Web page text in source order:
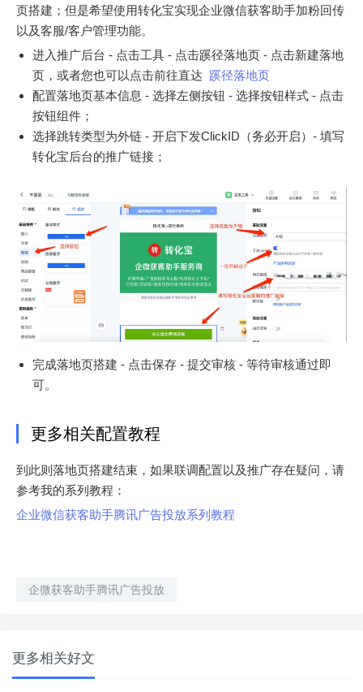
页搭建；但是希望使用转化宝实现企业微信获客助手加粉回传
以及客服/客户管理功能。
进入推广后台 - 点击工具 - 点击蹊径落地页 - 点击新建落地
页，或者您也可以点击前往直达 蹊径落地页
配置落地页基本信息 - 选择左侧按钮 - 选择按钮样式 - 点击
按钮组件；
选择跳转类型为外链 - 开启下发ClickID（务必开启）- 填写
转化宝后台的推广链接；
完成落地页搭建 - 点击保存 - 提交审核 - 等待审核通过即
可。
更多相关配置教程
到此则落地页搭建结束，如果联调配置以及推广存在疑问，请
参考我的系列教程：
企业微信获客助手腾讯广告投放系列教程
企微获客助手腾讯广告投放
更多相关好文